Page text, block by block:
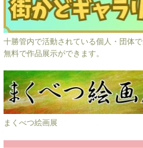
十勝管内で活動されている個人・団体
無料で作品展示ができます。
まくべつ絵画展